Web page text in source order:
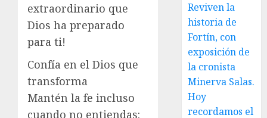
extraordinario que
Dios ha preparado
para ti!
Confía en el Dios que
transforma
Mantén la fe incluso
cuando no entiendas:
Reviven la
historia de
Fortín, con
exposición de
la cronista
Minerva Salas.
Hoy
recordamos el